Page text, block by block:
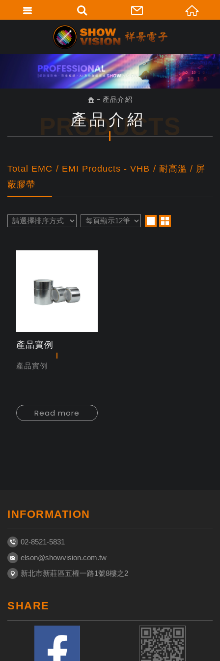
產品介紹
產品介紹
PRODUCTS
Total EMC / EMI Products - VHB / 耐高溫 / 屏
蔽膠帶
產品實例
產品實例
Read more
INFORMATION
02-8521-5831
elson@showvision.com.tw
新北市新莊區五權一路1號8樓之2
SHARE